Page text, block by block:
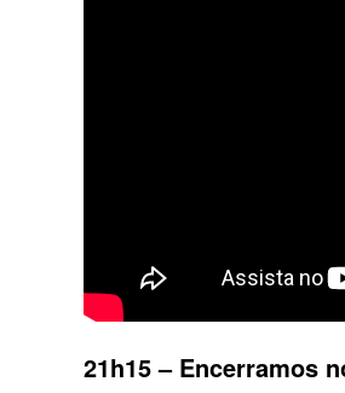
21h15 – Encerramos